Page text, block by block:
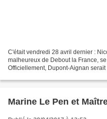
C'était vendredi 28 avril dernier :
malheureux de Debout la France,
Officiellement, Dupont-Aignan
Marine Le Pen et